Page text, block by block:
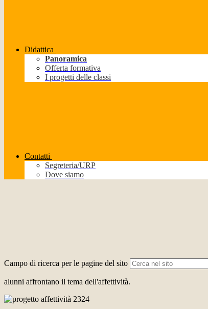
Didattica
Panoramica
Offerta formativa
I progetti delle classi
Contatti
Segreteria/URP
Dove siamo
Campo di ricerca per le pagine del sito
alunni affrontano il tema dell'affettività.